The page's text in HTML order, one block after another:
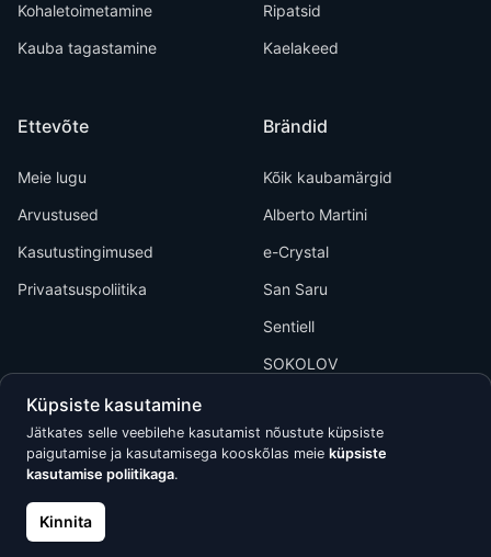
Kohaletoimetamine
Kauba tagastamine
Ettevõte
Meie lugu
Arvustused
Kasutustingimused
Privaatsuspoliitika
Ripatsid
Kaelakeed
Brändid
Kõik kaubamärgid
Alberto Martini
e-Crystal
San Saru
Sentiell
SOKOLOV
Kõik õigused kaitstud © 2026 Calypso
Küpsiste kasutamine
Jätkates selle veebilehe kasutamist nõustute küpsiste
paigutamise ja kasutamisega kooskõlas meie küpsiste
kasutamise poliitikaga.
Kinnita